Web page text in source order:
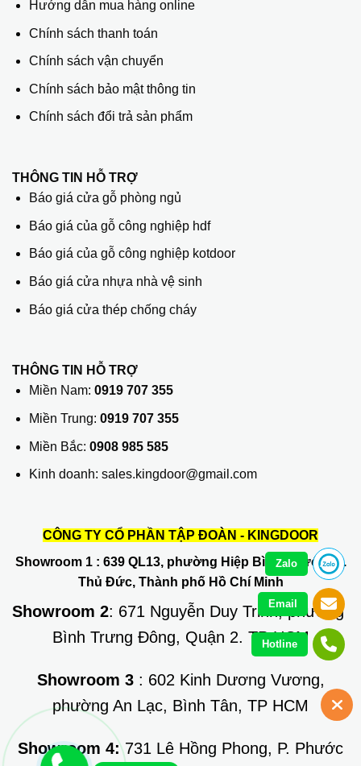
Hướng dẫn mua hàng online
Chính sách thanh toán
Chính sách vận chuyển
Chính sách bảo mật thông tin
Chính sách đổi trả sản phẩm
THÔNG TIN HỖ TRỢ
Báo giá cửa gỗ phòng ngủ
Báo giá của gỗ công nghiệp hdf
Báo giá của gỗ công nghiệp kotdoor
Báo giá cửa nhựa nhà vệ sinh
Báo giá cửa thép chống cháy
THÔNG TIN HỖ TRỢ
Miền Nam: 0919 707 355
Miền Trung: 0919 707 355
Miền Bắc: 0908 985 585
Kinh doanh: sales.kingdoor@gmail.com
CÔNG TY CỔ PHẦN TẬP ĐOÀN - KINGDOOR
Showroom 1: 639 QL13, phường Hiệp Bình Phước, Q.
Thủ Đức, Thành phố Hồ Chí Minh
Showroom 2: 671 Nguyễn Duy Trinh, phường
Bình Trưng Đông, Quận 2. TP HCM
Showroom 3: 602 Kinh Dương Vương,
phường An Lạc, Bình Tân, TP HCM
Showroom 4:731 Lê Hồng Phong, P. Phước
Zalo
Email
Hotline